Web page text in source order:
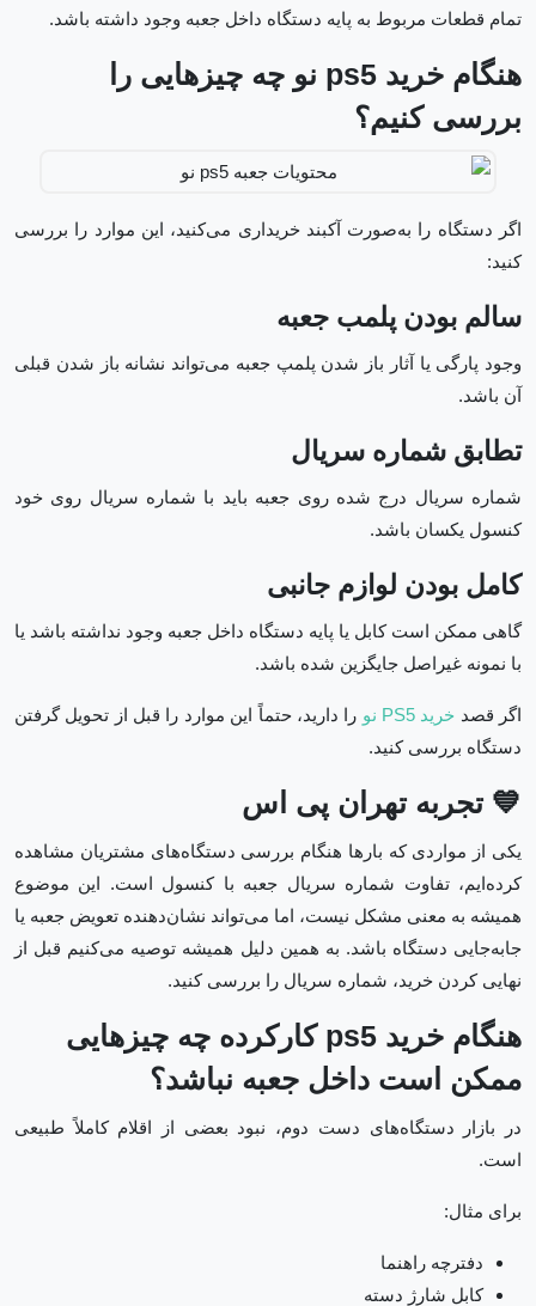
تمام قطعات مربوط به پایه دستگاه داخل جعبه وجود داشته باشد.
هنگام خرید ps5 نو چه چیزهایی را
بررسی کنیم؟
اگر دستگاه را به‌صورت آکبند خریداری می‌کنید، این موارد را بررسی
کنید:
سالم بودن پلمب جعبه
وجود پارگی یا آثار باز شدن پلمپ جعبه می‌تواند نشانه باز شدن قبلی
آن باشد.
تطابق شماره سریال
شماره سریال درج شده روی جعبه باید با شماره سریال روی خود
کنسول یکسان باشد.
کامل بودن لوازم جانبی
گاهی ممکن است کابل یا پایه دستگاه داخل جعبه وجود نداشته باشد یا
با نمونه غیراصل جایگزین شده باشد.
اگر قصد خرید PS5 نو
را دارید، حتماً این موارد را قبل از تحویل گرفتن
دستگاه بررسی کنید.
💙 تجربه تهران پی اس
یکی از مواردی که بارها هنگام بررسی دستگاه‌های مشتریان مشاهده
کرده‌ایم، تفاوت شماره سریال جعبه با کنسول است. این موضوع
همیشه به معنی مشکل نیست، اما می‌تواند نشان‌دهنده تعویض جعبه یا
جابه‌جایی دستگاه باشد. به همین دلیل همیشه توصیه می‌کنیم قبل از
نهایی کردن خرید، شماره سریال را بررسی کنید.
هنگام خرید ps5 کارکرده چه چیزهایی
ممکن است داخل جعبه نباشد؟
در بازار دستگاه‌های دست دوم، نبود بعضی از اقلام کاملاً طبیعی
است.
برای مثال:
دفترچه راهنما
کابل شارژ دسته